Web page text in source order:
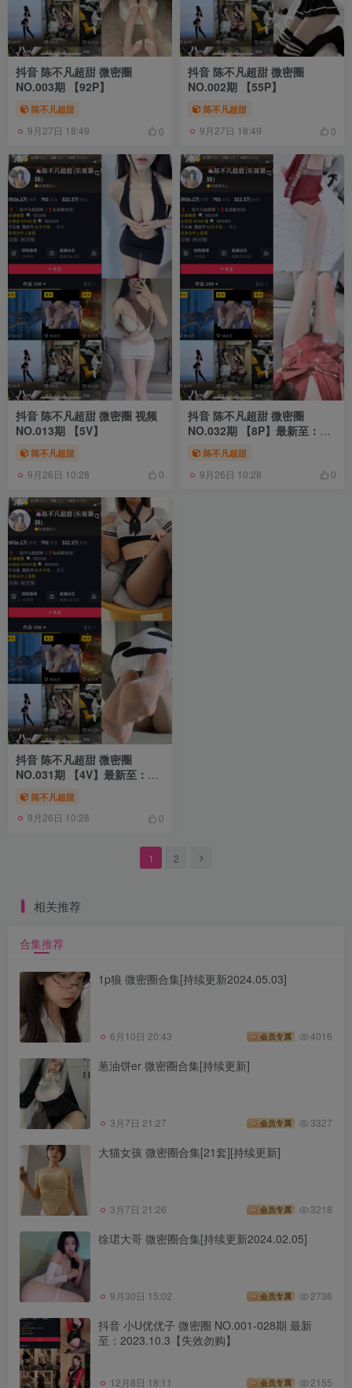
抖音 陈不凡超甜 微密圈
NO.003期 【92P】
陈不凡超甜
9月27日 18:49 0
抖音 陈不凡超甜 微密圈
NO.002期 【55P】
陈不凡超甜
9月27日 18:49 0
抖音 陈不凡超甜 微密圈 视频
NO.013期 【5V】
陈不凡超甜
9月26日 10:28 0
抖音 陈不凡超甜 微密圈
NO.032期 【8P】最新至：
2023.6.27
陈不凡超甜
9月26日 10:28 0
抖音 陈不凡超甜 微密圈
NO.031期 【4V】最新至：
陈不凡超甜
9月26日 10:28 0
1 2
相关推荐
合集推荐
1p狼 微密圈合集[持续更新2024.05.03]
6月10日 20:43 会员专属 4016
葱油饼er 微密圈合集[持续更新]
3月7日 21:27 会员专属 3327
大猫女孩 微密圈合集[21套][持续更新]
3月7日 21:26 会员专属 3218
徐珺大哥 微密圈合集[持续更新2024.02.05]
9月30日 15:02 会员专属 2736
抖音 小U优优子 微密圈 NO.001-028期 最新
至：2023.10.3【失效勿购】
12月8日 18:11 会员专属 2155